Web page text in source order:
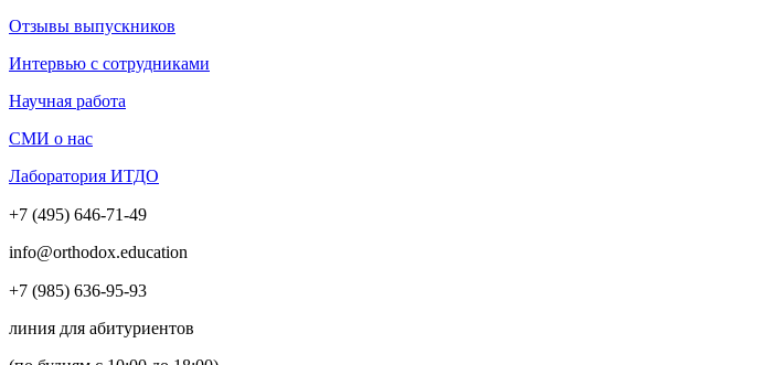
Отзывы выпускников
Интервью с сотрудниками
Научная работа
СМИ о нас
Лаборатория ИТДО
+7 (495) 646-71-49
info@orthodox.education
+7 (985) 636-95-93
линия для абитуриентов